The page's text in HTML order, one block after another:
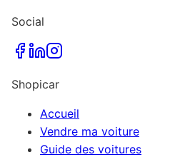
Social
Shopicar
Accueil
Vendre ma voiture
Guide des voitures